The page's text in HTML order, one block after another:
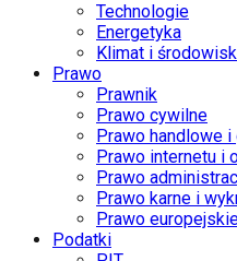
Technologie
Energetyka
Klimat i
Prawo
Prawnik
Prawo cywilne
Prawo handlowe
Prawo internetu i
Prawo
Prawo karne i
Prawo
Podatki